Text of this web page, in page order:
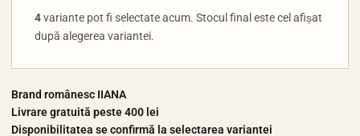
4variante pot fi selectate acum. Stocul final este cel afișat
după alegerea variantei.
Brand românesc IIANA
Livrare gratuită peste 400 lei
Disponibilitatea se confirmă la selectarea variantei